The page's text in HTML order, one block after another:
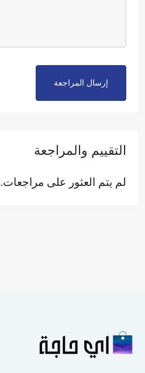
إرسال المراجعة
التقييم والمراجعة
لم يتم العثور على مراجعات.